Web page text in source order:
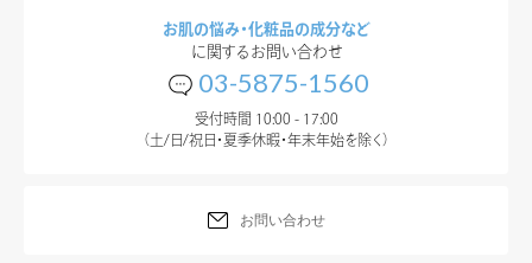
洗浄成分がや
刺激を与えずうるおいの
お肌の悩み・化粧品の成分など
に関するお問い合わせ
03-5875-1560
受付時間 10:00 - 17:00
（土/日/祝日・夏季休暇・年末年始を除く）
お問い合わせ